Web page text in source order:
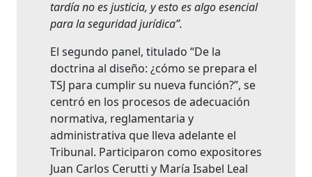
tardía no es justicia, y esto es algo esencial
para la seguridad jurídica”.
El segundo panel, titulado “De la
doctrina al diseño: ¿cómo se prepara el
TSJ para cumplir su nueva función?”, se
centró en los procesos de adecuación
normativa, reglamentaria y
administrativa que lleva adelante el
Tribunal. Participaron como expositores
Juan Carlos Cerutti y María Isabel Leal